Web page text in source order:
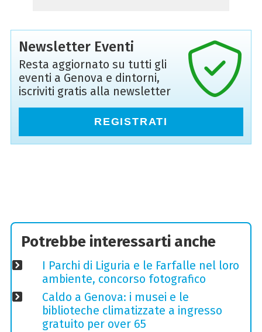
Newsletter Eventi
Resta aggiornato su tutti gli
eventi a Genova e dintorni,
iscriviti gratis alla newsletter
REGISTRATI
Potrebbe interessarti anche
I Parchi di Liguria e le Farfalle nel loro
ambiente, concorso fotografico
Caldo a Genova: i musei e le
biblioteche climatizzate a ingresso
gratuito per over 65